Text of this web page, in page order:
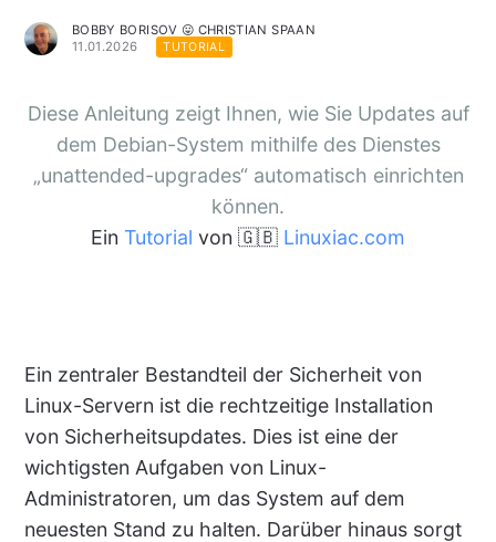
BOBBY BORISOV 😛 CHRISTIAN SPAAN
11.01.2026
TUTORIAL
Diese Anleitung zeigt Ihnen, wie Sie Updates auf
dem Debian-System mithilfe des Dienstes
„unattended-upgrades“ automatisch einrichten
können.
Ein Tutorial von 🇬🇧 Linuxiac.com
Ein zentraler Bestandteil der Sicherheit von
Linux-Servern ist die rechtzeitige Installation
von Sicherheitsupdates. Dies ist eine der
wichtigsten Aufgaben von Linux-
Administratoren, um das System auf dem
neuesten Stand zu halten. Darüber hinaus sorgt